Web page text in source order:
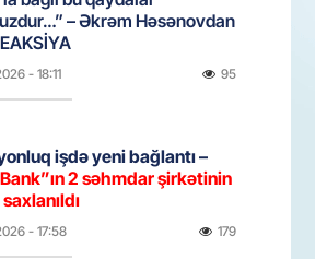
– Əkrəm Həsənovdan
- 18:11 95
işdə yeni bağlantı –
2 səhmdar şirkətinin
- 17:58 179